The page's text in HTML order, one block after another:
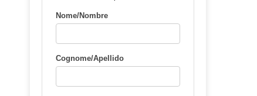
Nome/Nombre
Cognome/Apellido